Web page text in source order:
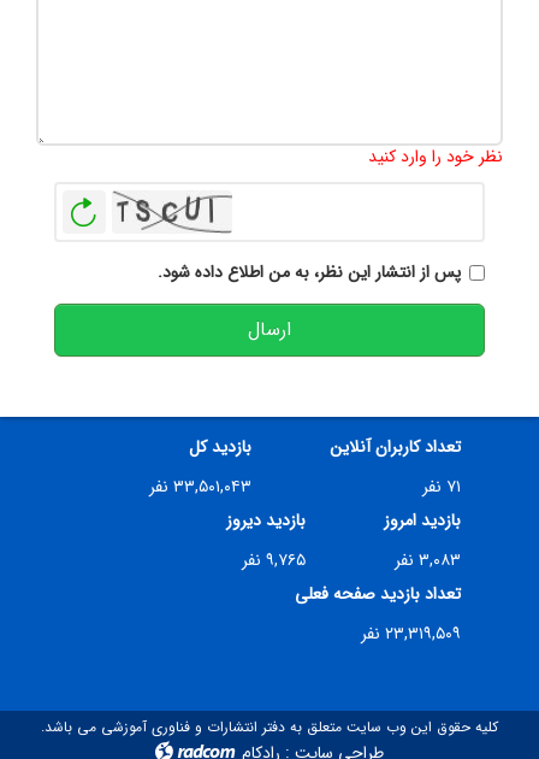
نظر خود را وارد کنید
پس از انتشار این نظر، به من اطلاع داده شود.
ارسال
تعداد کاربران آنلاین
۷۱ نفر
بازدید کل
۳۳,۵۰۱,۰۴۳ نفر
بازدید امروز
۳,۰۸۳ نفر
بازدید دیروز
۹,۷۶۵ نفر
تعداد بازدید صفحه فعلی
۲۳,۳۱۹,۵۰۹ نفر
کلیه حقوق این وب سایت متعلق به دفتر انتشارات و فناوری آموزشی می باشد.
طراحی سایت : رادکام radcom